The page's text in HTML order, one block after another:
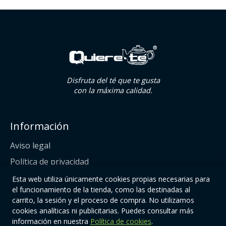
Disfruta del té que te gusta
con la máxima calidad.
Información
Aviso legal
Política de privacidad
Política de cookies
Condiciones de compra
Enlaces
Esta web utiliza únicamente cookies propias necesarias para
el funcionamiento de la tienda, como las destinadas al
carrito, la sesión y el proceso de compra. No utilizamos
cookies analíticas ni publicitarias. Puedes consultar más
información en nuestra Política de cookies.